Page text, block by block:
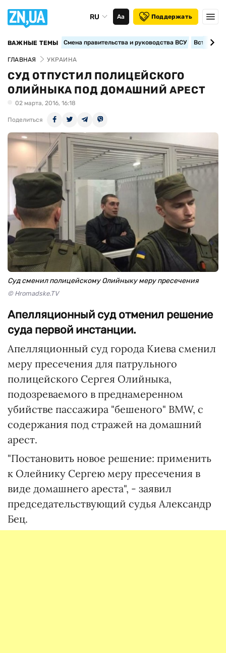
RU Аа Поддержать
ВАЖНЫЕ ТЕМЫ Смена правительства и руководства ВСУ
ГЛАВНАЯ УКРАИНА
СУД ОТПУСТИЛ ПОЛИЦЕЙСКОГО
ОЛИЙНЫКА ПОД ДОМАШНИЙ АРЕСТ
02 марта, 2016, 16:18
Поделиться
Суд сменил полицейскому Олийныку меру пресечения
© Hromadske.TV
Апелляционный суд отменил решение
суда первой инстанции.
Апелляционный суд города Киева сменил
меру пресечения для патрульного
полицейского Сергея Олийныка,
подозреваемого в преднамеренном
убийстве пассажира "бешеного" BMW, с
содержания под стражей на домашний
арест.
"Постановить новое решение: применить
к Олейнику Сергею меру пресечения в
виде домашнего ареста", - заявил
председательствующий судья Александр
Бец.